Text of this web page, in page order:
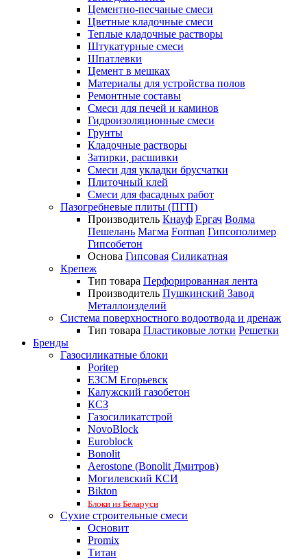
Цементно-песчаные смеси
Цветные кладочные смеси
Теплые кладочные растворы
Штукатурные смеси
Шпатлевки
Цемент в мешках
Материалы для устройства полов
Ремонтные составы
Смеси для печей и каминов
Гидроизоляционные смеси
Грунты
Кладочные растворы
Затирки, расшивки
Смеси для укладки брусчатки
Плиточный клей
Смеси для фасадных работ
Пазогребневые плиты (ПГП)
Производитель Кнауф Ергач Волма
Пешелань Магма Forman Гипсополимер
Гипсобетон
Основа Гипсовая Силикатная
Крепеж
Тип товара Перфорированная лента
Производитель Пушкинский Завод
Металлоизделий
Система поверхностного водоотвода и дренаж
Тип товара Пластиковые лотки Решетки
Бренды
Газосиликатные блоки
Poritep
ЕЗСМ Егорьевск
Калужский газобетон
КСЗ
Газосиликатстрой
NovoBlock
Euroblock
Bonolit
Aerostone (Bonolit Дмитров)
Могилевский КСИ
Bikton
Блоки из Беларуси
Сухие строительные смеси
Основит
Promix
Титан